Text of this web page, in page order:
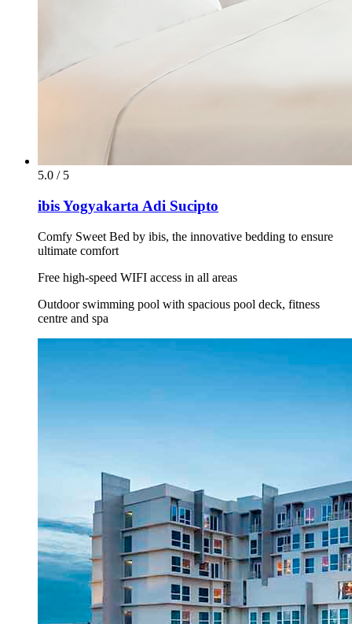
5.0 / 5
ibis Yogyakarta Adi Sucipto
Comfy Sweet Bed by ibis, the innovative bedding to ensure
ultimate comfort
Free high-speed WIFI access in all areas
Outdoor swimming pool with spacious pool deck, fitness
centre and spa